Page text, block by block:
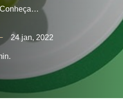
24 jan, 2022